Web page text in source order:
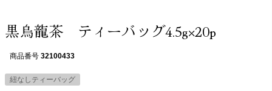
黒烏龍茶 ティーバッグ4.5g×20p
商品番号 32100433
紐なしティーバッグ